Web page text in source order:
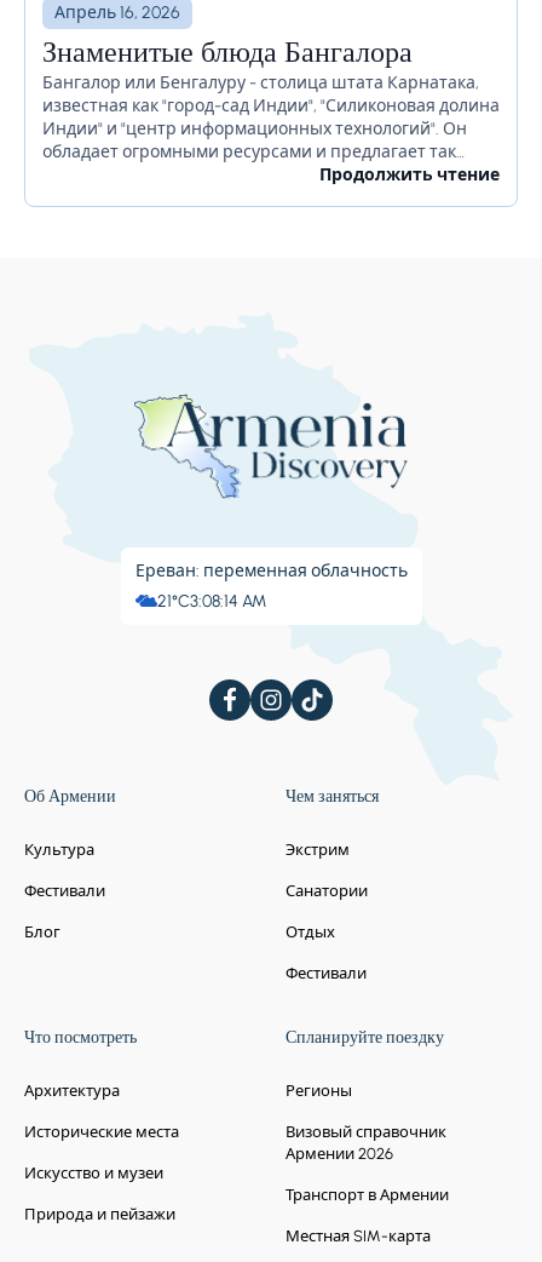
Апрель 16, 2026
Знаменитые блюда Бангалора
Бангалор или Бенгалуру - столица штата Карнатака,
известная как "город-сад Индии", "Силиконовая долина
Индии" и "центр информационных технологий". Он
обладает огромными ресурсами и предлагает так
много для своих жителей. Бангалор славится
Продолжить чтение
Ереван: переменная облачность
21°C3:08:15 AM
Об Армении
Культура
Фестивали
Блог
Чем заняться
Экстрим
Санатории
Отдых
Фестивали
Что посмотреть
Архитектура
Исторические места
Искусство и музеи
Природа и пейзажи
Спланируйте поездку
Регионы
Визовый справочник
Армении 2026
Транспорт в Армении
Местная SIM-карта